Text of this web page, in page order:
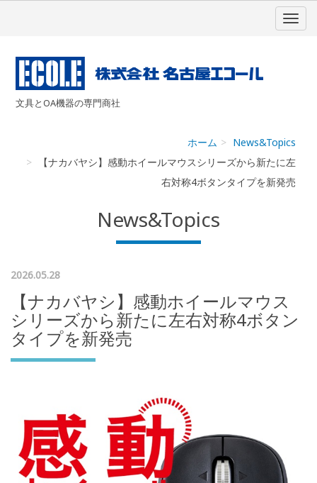
文具とOA機器の専門商社
ホーム
News&Topics
【ナカバヤシ】感動ホイールマウスシリーズから新たに左
右対称4ボタンタイプを新発売
News&Topics
2026.05.28
【ナカバヤシ】感動ホイールマウス
シリーズから新たに左右対称4ボタン
タイプを新発売